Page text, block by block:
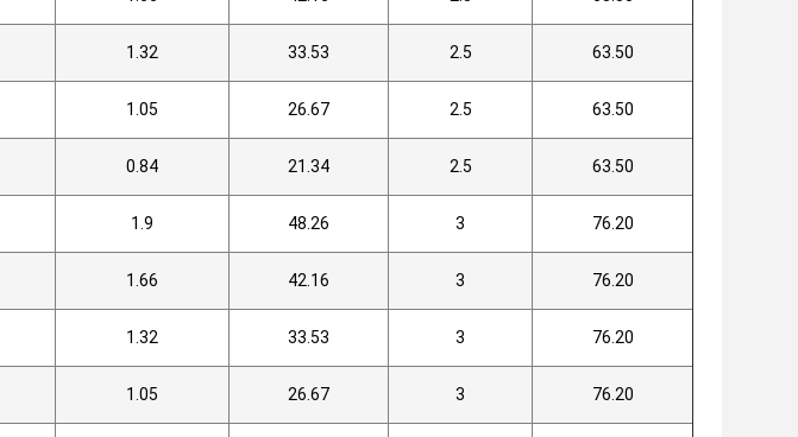
1.32 33.53 2.5 63.50
1.05 26.67 2.5 63.50
0.84 21.34 2.5 63.50
1.9 48.26 3 76.20
1.66 42.16 3 76.20
1.32 33.53 3 76.20
1.05 26.67 3 76.20